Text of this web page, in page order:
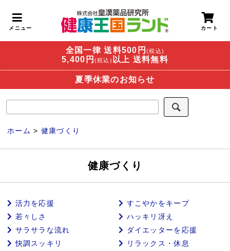
全国一律 送料500円 (税込)
5,400円 (税込) 以上 送料無料
夏季休業のお知らせ
ホーム > 健康づくり
健康づくり
活力を応援
すこやかをキープ
若々しさ
ハッキリ冴え
サラサラな流れ
ダイエッターを応援
快調スッキリ
リラックス・休息